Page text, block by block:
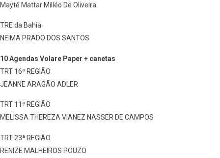
Maytê Mattar Milléo De Oliveira
TRE da Bahia
NEIMA PRADO DOS SANTOS
10 Agendas Volare Paper + canetas
TRT 16ª REGIÃO
JEANNE ARAGÃO ADLER
TRT 11ª REGIÃO
MELISSA THEREZA VIANEZ NASSER DE CAMPOS
TRT 23ª REGIÃO
RENIZE MALHEIROS POUZO